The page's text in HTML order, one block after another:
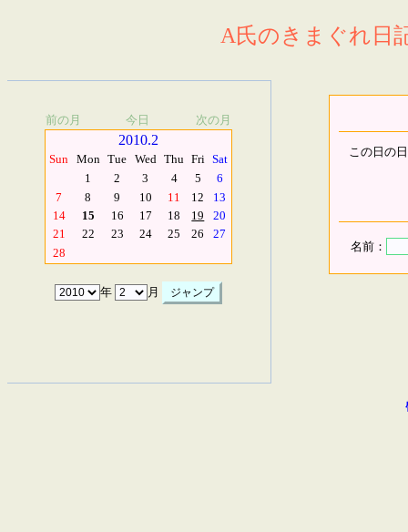
A氏のきまぐれ日
前の月 今日 次の月
2010.2
Sun Mon Tue Wed Thu Fri Sat
1
2 3 4 5
6
7
8 9 10 11 12
13
14
15 16 17 18 19
20
21
22 23 24 25 26
27
28
年 月
この日の
名前：